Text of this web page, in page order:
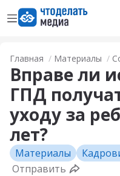
Открыть менюПерейти на
Главная Материалы
Вправе ли
ГПД
уходу за
лет?
Материалы
Отправить